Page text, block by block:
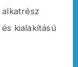
kialakítású